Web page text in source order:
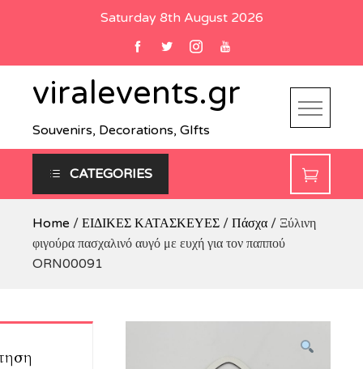
Saturday 8th August 2026
viralevents.gr
Souvenirs, Decorations, GIfts
CATEGORIES
Home / ΕΙΔΙΚΕΣ ΚΑΤΑΣΚΕΥΕΣ / Πάσχα / Ξύλινη
φιγούρα πασχαλινό αυγό με ευχή για τον παππού
ORN00091